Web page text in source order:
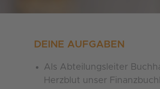
DEINE AUFGABEN
Als Abteilungsleiter
Herzblut unser